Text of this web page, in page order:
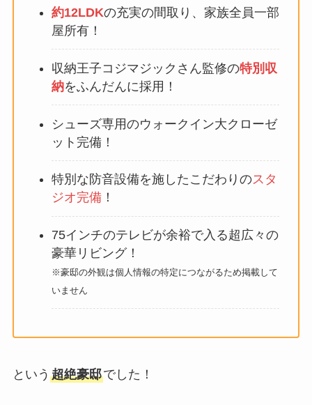
約12LDKの充実の間取り、家族全員一部
屋所有！
収納王子コジマジックさん監修の特別収
納をふんだんに採用！
シューズ専用のウォークイン大クローゼ
ット完備！
特別な防音設備を施したこだわりのスタ
ジオ完備！
75インチのテレビが余裕で入る超広々の
豪華リビング！
※豪邸の外観は個人情報の特定につながるため掲載して
いません
という 超絶豪邸でした！